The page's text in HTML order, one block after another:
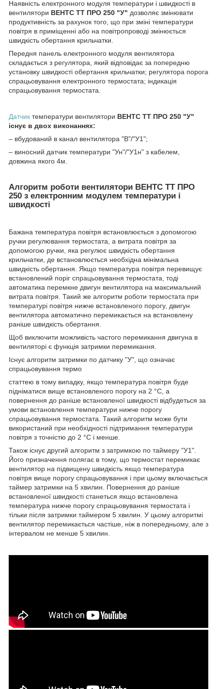
Наявність електронного модуля температури і швидкості в
вентилятори ВЕНТС ТТ ПРО 250 "У" дозволяє змінювати
продуктивність за рахунок того, що при зміні температури
повітря в приміщенні або на повітропроводі змінюється
швидкість обертання крильчатки.
Передня панель електронного модуля вентилятора
складається з регулятора, який відповідає за попередню
установку швидкості обертання крильчатки; регулятора порога
спрацьовування електронного термостата; індикація
спрацьовування термостата.
Датчик температури вентилятори ВЕНТС ТТ ПРО 250 "У"
існує в двох виконаннях:
– вбудований в канал вентилятора "В"/"У1";
– виносний датчик температури "Ун"/"У1н" з кабелем,
довжина якого 4м.
Алгоритм роботи вентилятори ВЕНТС ТТ ПРО
250 з електронним модулем температури і
швидкості
Бажана температура повітря встановлюється з допомогою
ручки регулювання термостата, а витрата повітря за
допомогою ручки, яка регулює швидкість обертання
крильчатки, де встановлюється необхідна мінімальна
швидкість обертання. Якщо температура повітря перевищує
встановлений поріг спрацьовування термостата, тоді
автоматика перемкне двигун вентилятора на максимальний
витрата повітря. Такий же алгоритм роботи термостата при
температурі повітря нижче встановленого порогу, двигун
вентилятора автоматично перемикається на встановлену
раніше швидкість обертання.
Щоб виключити можливість частого перемикання двигуна в
вентиляторі є функція затримки перемикання.
Існує алгоритм затримки по датчику "У", що означає
спрацьовування термо
статтею в тому випадку, якщо температура повітря буде
підніматися вище встановленого порогу на 2 °С, а
повернення до раніше встановленої швидкості відбудеться за
умови встановлення температури нижче порогу
спрацьовування термостата. Такий алгоритм може бути
використаний при необхідності підтримання температури
повітря з точністю до 2 °С і менше.
Також існує другий алгоритм з затримкою по таймеру "У1".
Його призначення полягає в тому, що термостат перемикає
вентилятор на підвищену швидкість якщо температура
повітря вище порогу спрацьовування і при цьому включається
таймер затримки на 5 хвилин. Повернення до раніше
встановленої швидкості станеться якщо встановлена
температура нижче порогу спрацьовування термостата і
тільки після затримки таймером 5 хвилин. У цьому алгоритмі
вентилятор перемикається частіше, ніж в попередньому, але з
інтервалом не менше 5 хвилин.